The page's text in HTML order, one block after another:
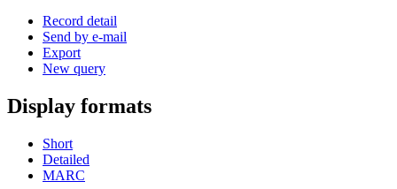
Record detail
Send by e-mail
Export
New query
Display formats
Short
Detailed
MARC